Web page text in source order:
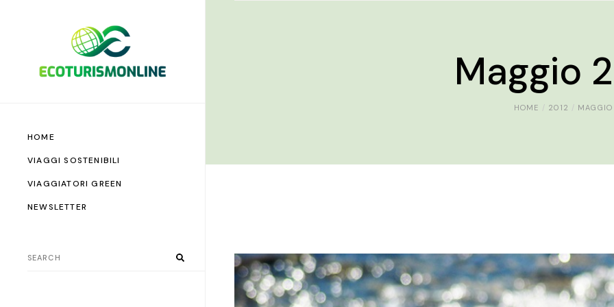
HOME
VIAGGI SOSTENIBILI
VIAGGIATORI GREEN
NEWSLETTER
Maggio
HOME 2012 MAGGIO